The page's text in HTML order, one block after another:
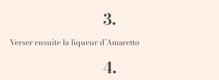
3.
Verser ensuite la liqueur d’Amaretto
4.